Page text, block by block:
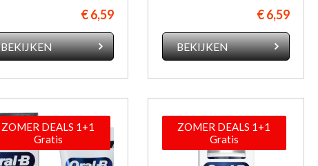
€ 6,59
BEKIJKEN
€ 6,59
BEKIJKEN
ZOMER DEALS 1+1
Gratis
ZOMER DEALS 1+1
Gratis